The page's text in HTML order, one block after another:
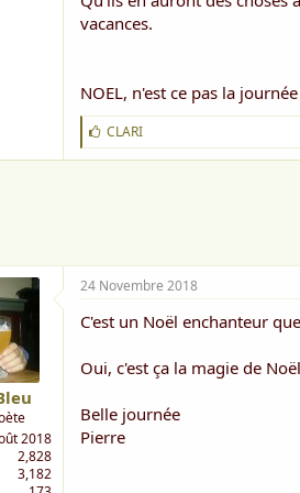
vacances.
NOEL, n'est ce pas la
J
'
a
CLARI
2018
2,828
3,182
24 Novembre 2018
C'est un Noël enchanteur
Oui, c'est ça la magie de Noël
Belle journée
Pierre